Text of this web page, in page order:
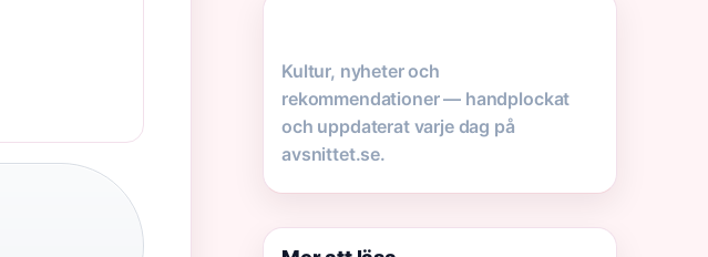
Kultur, nyheter och
rekommendationer — handplockat
och uppdaterat varje dag på
avsnittet.se.